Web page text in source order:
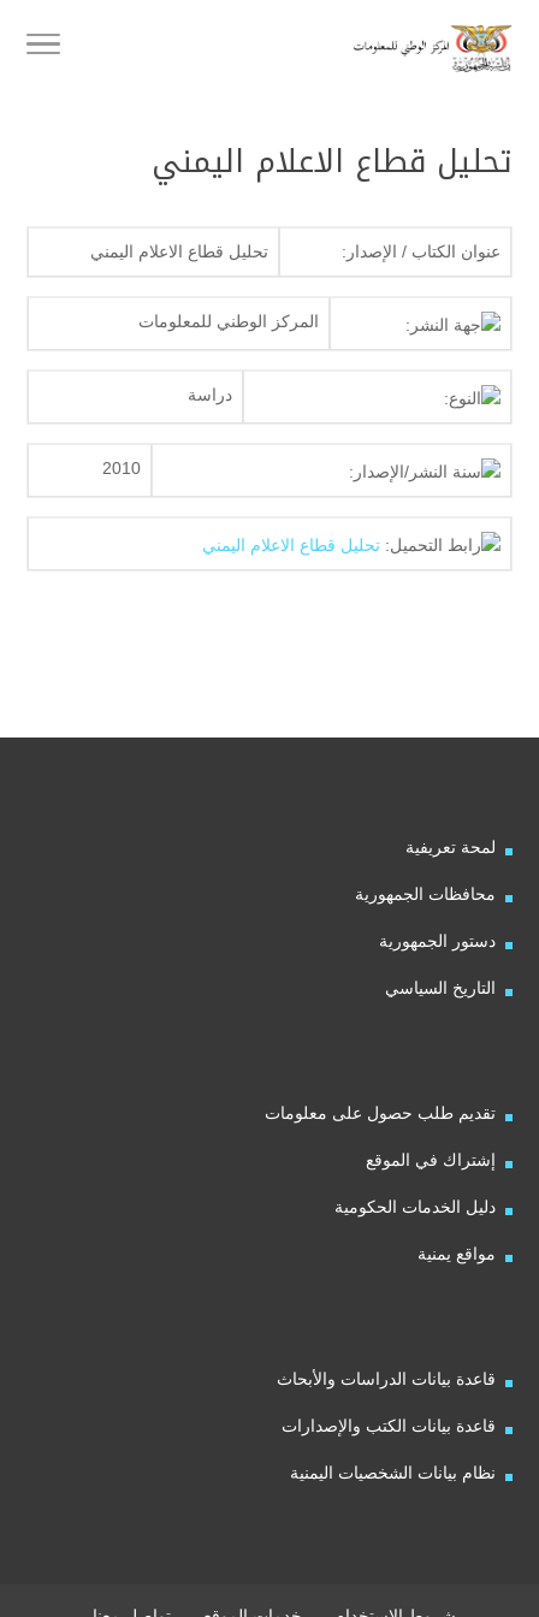
تحليل قطاع الاعلام اليمني
عنوان الكتاب / الإصدار: تحليل قطاع الاعلام اليمني
جهة النشر: المركز الوطني للمعلومات
النوع: دراسة
سنة النشر/الإصدار: 2010
رابط التحميل:تحليل قطاع الاعلام اليمني
لمحة تعريفية
محافظات الجمهورية
دستور الجمهورية
التاريخ السياسي
تقديم طلب حصول على معلومات
إشتراك في الموقع
دليل الخدمات الحكومية
مواقع يمنية
قاعدة بيانات الدراسات والأبحاث
قاعدة بيانات الكتب والإصدارات
نظام بيانات الشخصيات اليمنية